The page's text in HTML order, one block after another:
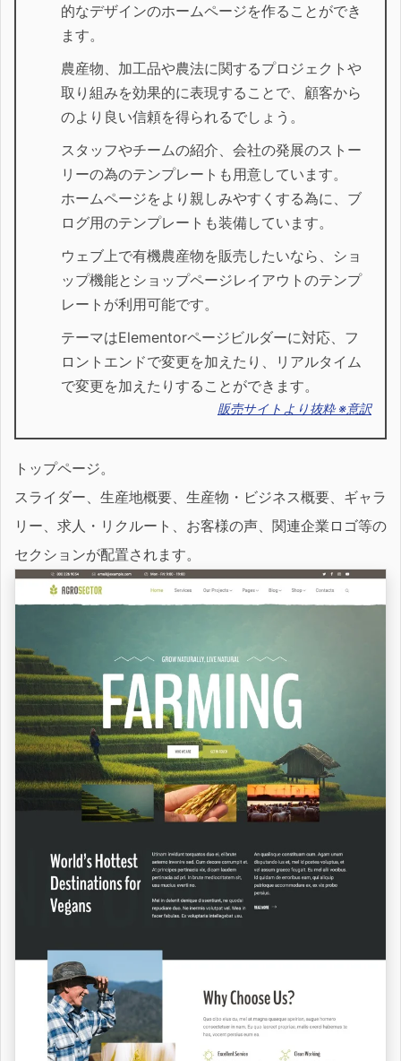
的なデザインのホームページを作ることができ
ます。
農産物、加工品や農法に関するプロジェクトや
取り組みを効果的に表現することで、顧客から
のより良い信頼を得られるでしょう。
スタッフやチームの紹介、会社の発展のストー
リーの為のテンプレートも用意しています。
ホームページをより親しみやすくする為に、ブ
ログ用のテンプレートも装備しています。
ウェブ上で有機農産物を販売したいなら、ショ
ップ機能とショップページレイアウトのテンプ
レートが利用可能です。
テーマはElementorページビルダーに対応、フ
ロントエンドで変更を加えたり、リアルタイム
で変更を加えたりすることができます。
販売サイトより抜粋 ※意訳
トップページ。
スライダー、生産地概要、生産物・ビジネス概要、ギャラ
リー、求人・リクルート、お客様の声、関連企業ロゴ等の
セクションが配置されます。